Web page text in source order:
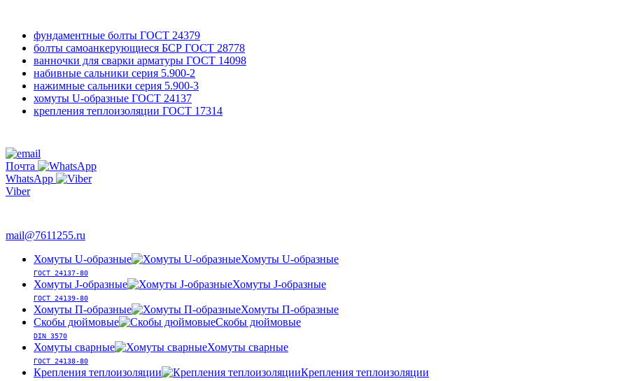
фундаментные болты ГОСТ 24379
болты самоанкерующиеся БСР ГОСТ 28778
ванночки для сварки арматуры ГОСТ 14098
набивные сальники серия 5.900-2
нажимные сальники серия 5.900-3
хомуты U-образные ГОСТ 24137
крепления теплоизоляции ГОСТ 17314
Почта
WhatsApp
Viber
mail@7611255.ru
Хомуты U-образные
Хомуты U-образные
ГОСТ 24137-80
Хомуты J-образные Хомуты J-образные
ГОСТ 24139-80
Хомуты П-образные
Хомуты П-образные
Скобы дюймовые
Скобы дюймовые
DIN 3570
Хомуты сварные Хомуты сварные
ГОСТ 24138-80
Крепления теплоизоляции Крепления теплоизоляции